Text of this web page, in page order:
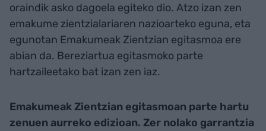
oraindik asko dagoela egiteko dio. Atzo izan zen
emakume zientzialariaren nazioarteko eguna, eta
egunotan Emakumeak Zientzian egitasmoa ere
abian da. Bereziartua egitasmoko parte
hartzaileetako bat izan zen iaz.
Emakumeak Zientzian egitasmoan parte hartu
zenuen aurreko edizioan. Zer nolako garrantzia